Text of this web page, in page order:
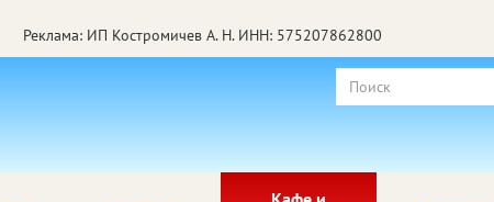
Реклама: ИП Костромичев А. Н. ИНН: 575207862800